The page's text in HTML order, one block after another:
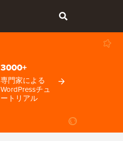
3000+
専門家による
WordPressチュ
ートリアル